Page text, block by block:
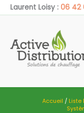
AllerLaurent Loisy : 06 42
Accueil
Liste